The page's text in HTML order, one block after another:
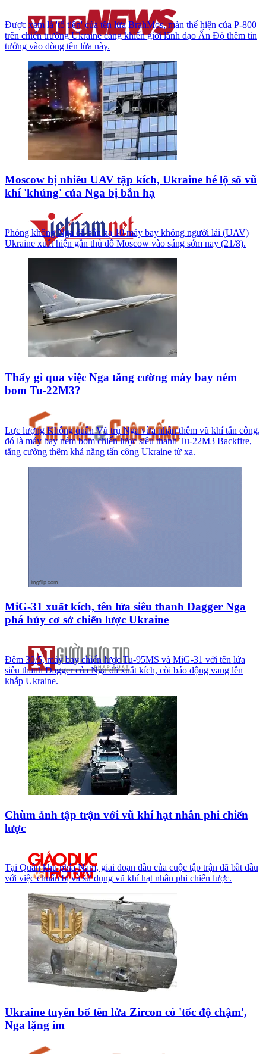
Được xem là 'tổ tiên' của tên lửa BrahMos, màn thể hiện của P-800
trên chiến trường Ukraine càng khiến giới lãnh đạo Ấn Độ thêm tin
tưởng vào dòng tên lửa này.
Moscow bị nhiều UAV tập kích, Ukraine hé lộ số vũ
khí 'khủng' của Nga bị bắn hạ
Phòng không Nga đã bắn hạ 10 máy bay không người lái (UAV)
Ukraine xuất hiện gần thủ đô Moscow vào sáng sớm nay (21/8).
Thấy gì qua việc Nga tăng cường máy bay ném
bom Tu-22M3?
Lực lượng Không quân Vũ trụ Nga vừa nhận thêm vũ khí tấn công,
đó là máy bay ném bom chiến lược siêu thanh Tu-22M3 Backfire,
tăng cường thêm khả năng tấn công Ukraine từ xa.
MiG-31 xuất kích, tên lửa siêu thanh Dagger Nga
phá hủy cơ sở chiến lược Ukraine
Đêm 30/5, máy bay chiến lược Tu-95MS và MiG-31 với tên lửa
siêu thanh Dagger của Nga đã xuất kích, còi báo động vang lên
khắp Ukraine.
Chùm ảnh tập trận với vũ khí hạt nhân phi chiến
lược
Tại Quân khu phía Nam, giai đoạn đầu của cuộc tập trận đã bắt đầu
với việc chuẩn bị và sử dụng vũ khí hạt nhân phi chiến lược.
Ukraine tuyên bố tên lửa Zircon có 'tốc độ chậm',
Nga lặng im